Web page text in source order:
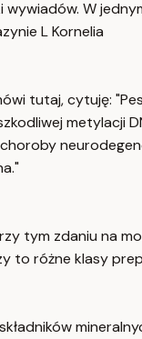
wywiadów. W
L Kornelia
tutaj, cytuję:
metylacji
tym zdaniu na
to różne klasy